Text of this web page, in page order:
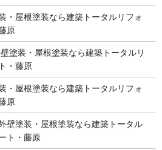
・屋根塗装なら建築トータルリフォ
原
塗装・屋根塗装なら建築トータルリ
・藤原
・屋根塗装なら建築トータルリフォ
原
壁塗装・屋根塗装なら建築トータル
ト・藤原